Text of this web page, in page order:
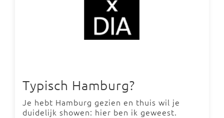
Typisch Hamburg?
Je hebt Hamburg gezien en thuis wil je
duidelijk showen: hier ben ik geweest.